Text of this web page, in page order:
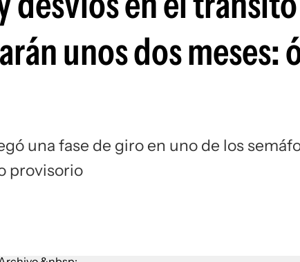
unos dos meses:
una fase de giro en uno de los
provisorio